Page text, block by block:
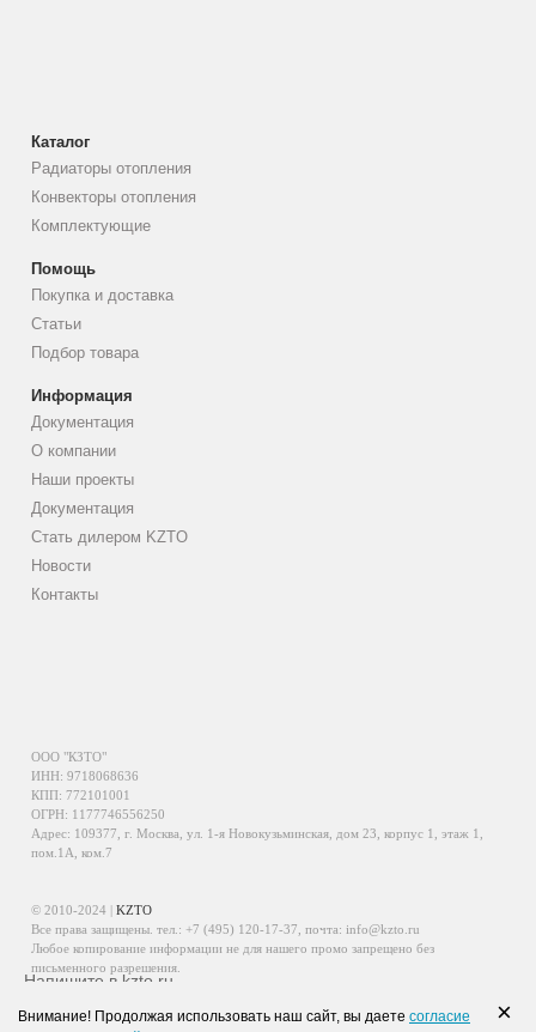
Каталог
Радиаторы отопления
Конвекторы отопления
Комплектующие
Помощь
Покупка и доставка
Статьи
Подбор товара
Информация
Документация
О компании
Наши проекты
Документация
Стать дилером KZTO
Новости
Контакты
ООО "КЗТО"
ИНН: 9718068636
КПП: 772101001
ОГРН: 1177746556250
Адрес: 109377, г. Москва, ул. 1-я Новокузьминская, дом 23, корпус 1, этаж 1,
пом.1А, ком.7
© 2010-2024 |KZTO
Все права защищены. тел.: +7 (495) 120-17-37 , почта: info@kzto.ru
Любое копирование информации не для нашего промо запрещено без
письменного разрешения.
Информация, размещенная на сайте, не является публичной офертой.
Политика обработки персональных данных
Напишите в kzto.ru
×
Внимание! Продолжая использовать наш сайт, вы даете согласие